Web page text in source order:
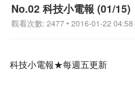
No.02 科技小電報 (01/15)
觀看次數: 2477 • 2016-01-22 04:58
科技小電報★每週五更新